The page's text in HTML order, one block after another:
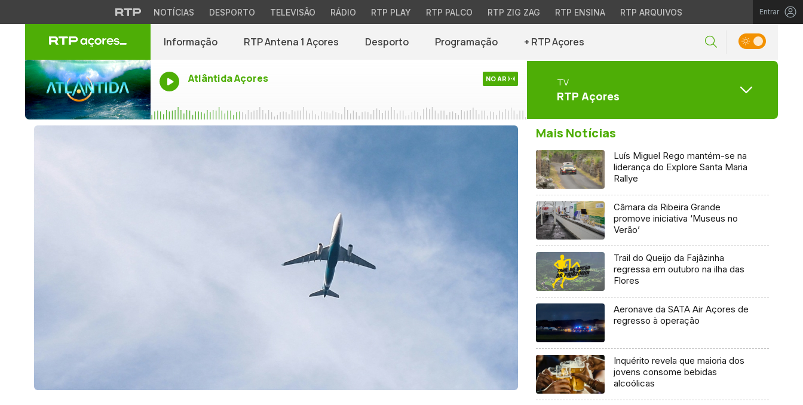
NOTÍCIAS DESPORTO TELEVISÃO RÁDIO RTP PLAY RTP PALCO RTP ZIG ZAG RTP ENSINA RTP ARQUIVOS Entrar
Informação RTP Antena 1 Açores Desporto Programação + RTP Açores
Atlântida Açores NO AR TV
RTP Açores
Mais Notícias
Luís Miguel Rego mantém-se na
liderança do Explore Santa Maria
Rallye
Câmara da Ribeira Grande
promove iniciativa ‘Museus no
Verão’
Trail do Queijo da Fajãzinha
regressa em outubro na ilha das
Flores
Aeronave da SATA Air Açores de
regresso à operação
Inquérito revela que maioria dos
jovens consome bebidas
alcoólicas